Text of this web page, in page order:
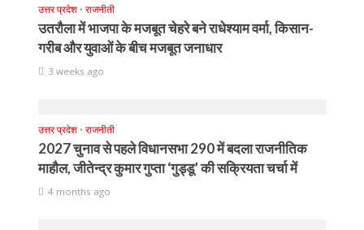
उत्तर प्रदेश • राजनीती
उतरौला में भाजपा के मजबूत चेहरे बने राधेश्याम वर्मा, किसान-
गरीब और युवाओं के बीच मजबूत जनाधार
3 weeks ago
उत्तर प्रदेश • राजनीती
2027 चुनाव से पहले विधानसभा 290 में बदला राजनीतिक
माहौल, जीतेन्द्र कुमार गुप्ता ‘गुड्डू’ की सक्रियता चर्चा में
4 months ago